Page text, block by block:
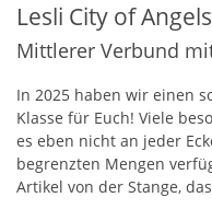
Lesli City of Angels
Mittlerer Verbund
In 2025 haben wir einen
Klasse für Euch! Viele
es eben nicht an jeder
begrenzten Mengen
Artikel von der Stange,